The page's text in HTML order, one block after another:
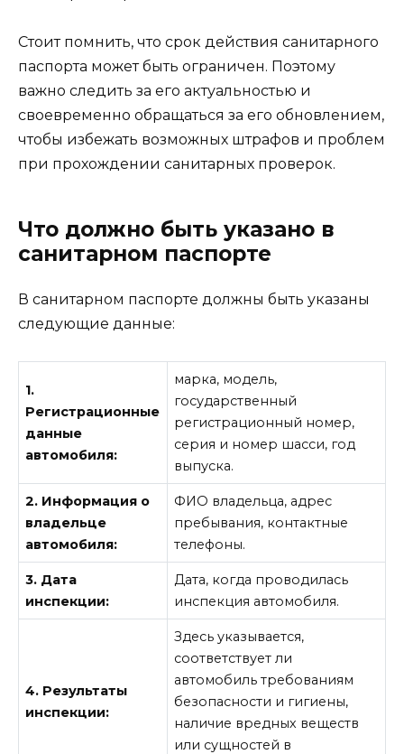
Стоит помнить, что срок действия санитарного
паспорта может быть ограничен. Поэтому
важно следить за его актуальностью и
своевременно обращаться за его обновлением,
чтобы избежать возможных штрафов и проблем
при прохождении санитарных проверок.
Что должно быть указано в
санитарном паспорте
В санитарном паспорте должны быть указаны
следующие данные:
1.
Регистрационные
данные
автомобиля:
марка, модель,
государственный
регистрационный номер,
серия и номер шасси, год
выпуска.
2. Информация о
владельце
автомобиля:
ФИО владельца, адрес
пребывания, контактные
телефоны.
3. Дата
инспекции:
Дата, когда проводилась
инспекция автомобиля.
4. Результаты
инспекции:
Здесь указывается,
соответствует ли
автомобиль требованиям
безопасности и гигиены,
наличие вредных веществ
или сущностей в